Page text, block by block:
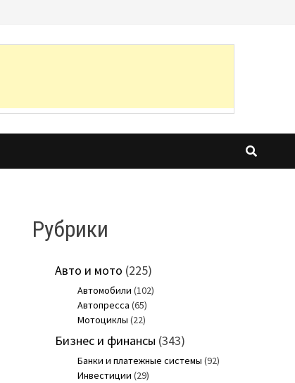
Рубрики
Авто и мото (225)
Автомобили (102)
Автопресса (65)
Мотоциклы (22)
Бизнес и финансы (343)
Банки и платежные системы (92)
Инвестиции (29)